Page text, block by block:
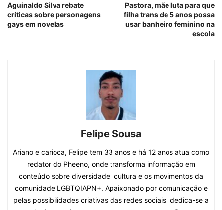
Aguinaldo Silva rebate
críticas sobre personagens
gays em novelas
Pastora, mãe luta para que
filha trans de 5 anos possa
usar banheiro feminino na
escola
Felipe Sousa
Ariano e carioca, Felipe tem 33 anos e há 12 anos atua como
redator do Pheeno, onde transforma informação em
conteúdo sobre diversidade, cultura e os movimentos da
comunidade LGBTQIAPN+. Apaixonado por comunicação e
pelas possibilidades criativas das redes sociais, dedica-se a